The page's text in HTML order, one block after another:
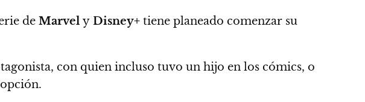
de Marvel y Disney+ tiene planeado comenzar su
con quien incluso tuvo un hijo en los cómics, o